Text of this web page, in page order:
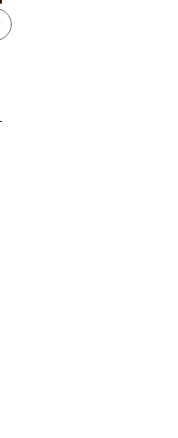
República Dominicana es